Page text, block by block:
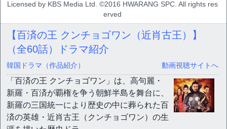
Licensed by KBS Media Ltd. ©2016 HWARANG SPC. All rights res
erved
【百済の王 クンチョゴワン（近肖古王）】
（全60話）ドラマ紹介
韓国ドラマ（作品紹介） 動画視聴サイトへ
「百済の王 クンチョゴワン」は、高句麗・
新羅・百済が覇権を争う朝鮮半島を舞台に、
新羅の三国統一により歴史の中に葬られた百
済の英雄・近肖古王（クンチョゴワン）の生